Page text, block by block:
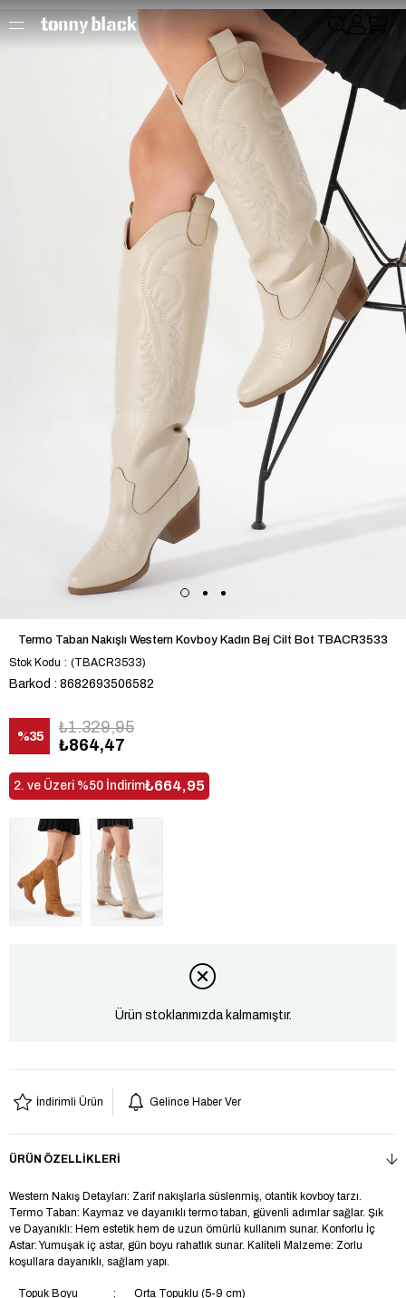
Termo Taban Nakışlı Western Kovboy Kadın Bej Cilt Bot TBACR3533
Stok Kodu
(TBACR3533)
Barkod : 8682693506582
%35
İndirim
₺1.329,95
₺864,47
2. ve Üzeri %50 İndirim₺664,95
Ürün stoklarımızda kalmamıştır.
İndirimli Ürün Gelince Haber Ver
ÜRÜN ÖZELLIKLERI
Western Nakış Detayları: Zarif nakışlarla süslenmiş, otantik kovboy tarzı.
Termo Taban: Kaymaz ve dayanıklı termo taban, güvenli adımlar sağlar. Şık
ve Dayanıklı: Hem estetik hem de uzun ömürlü kullanım sunar. Konforlu İç
Astar: Yumuşak iç astar, gün boyu rahatlık sunar. Kaliteli Malzeme: Zorlu
koşullara dayanıklı, sağlam yapı.
Topuk Boyu Orta Topuklu (5-9 cm)